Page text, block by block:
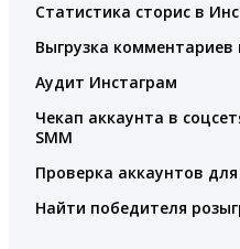
Статистика сторис в
Выгрузка комментариев
Аудит Инстаграм
Чекап аккаунта в
SMM
Проверка аккаунтов
Найти победителя